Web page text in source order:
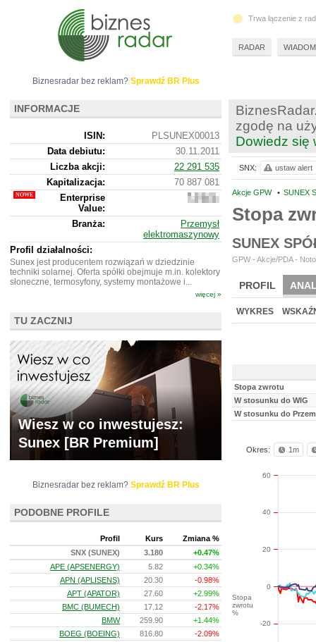
zgodę na
Dowiedz się
Akcje GPW • SUNEX
Stopa
SUNEX
GPW - Akcje/PDA -
PROFIL
WYCENA BR
WYKRES
Stopa zwrotu
W stosunku do WIG
W stosunku do
Okres: 1m
Stopa
zwrotu
%
-20
0
20
40
60
SNX: ustaw alert
Biznesradar bez reklam? Sprawdź BR Plus
INFORMACJE
ISIN:
PLSUNEX00013
Data debiutu:
30.11.2011
Liczba akcji:
22 291 535
Kapitalizacja:
70 887 081
Enterprise
Value:
197
081
Branża:
Przemysł
elektromaszynowy
Profil działalności:
Sunex jest producentem rozwiązań w dziedzinie
techniki solarnej. Oferta spółki obejmuje m.in. kolektory
słoneczne, termosyfony, systemy montażowe i...
więcej »
TU ZACZNIJ
Wiesz w co inwestujesz:
Sunex [BR Premium]
Biznesradar bez reklam? Sprawdź BR Plus
PODOBNE PROFILE
Profil Kurs
Zmiana %
SNX (SUNEX)
3.180
+0.47%
APE (APSENERGY)
5.82
+0.34%
APN (APLISENS)
20.30
-0.98%
APT (APATOR)
27.60
+2.99%
BMC (BUMECH)
17.12
-2.17%
BMW
259.90
+1.44%
BOEG (BOEING)
816.80
-2.09%
Trwa łączenie z
RADAR